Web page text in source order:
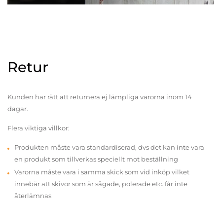
Retur
Kunden har rätt att returnera ej lämpliga varorna inom 14
dagar.
Flera viktiga villkor:
Produkten måste vara standardiserad, dvs det kan inte vara
en produkt som tillverkas speciellt mot beställning
Varorna måste vara i samma skick som vid inköp vilket
innebär att skivor som är sågade, polerade etc. får inte
återlämnas